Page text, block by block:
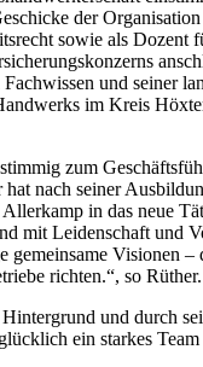
der
sowie als
und seiner
im Kreis
zum
nach seiner
in das neue
mit Leidenschaft und
Visionen
richten.“, so Rüther.
und durch
ein starkes